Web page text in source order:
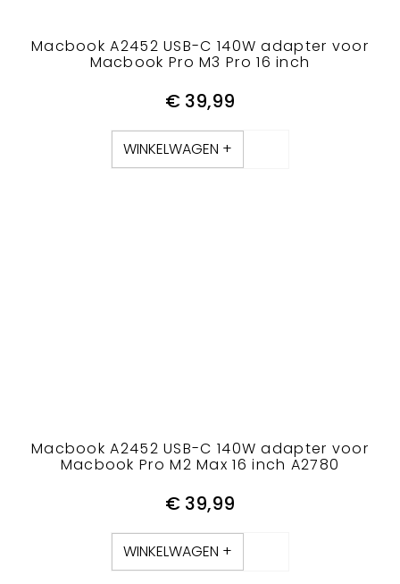
Macbook A2452 USB-C 140W adapter voor
Macbook Pro M3 Pro 16 inch
€ 39,99
WINKELWAGEN +
Macbook A2452 USB-C 140W adapter voor
Macbook Pro M2 Max 16 inch A2780
€ 39,99
WINKELWAGEN +